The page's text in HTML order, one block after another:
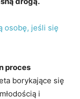
osobę, jeśli się
proces
borykające się
i